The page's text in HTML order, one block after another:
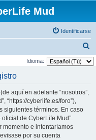
Mud
Identificarse
u
Idioma:
aquí en adelante “nosotros”,
“https://cyberlife.es/foro”),
siguientes términos. En caso
de CyberLife Mud”.
momento e intentaríamos
por su cuenta